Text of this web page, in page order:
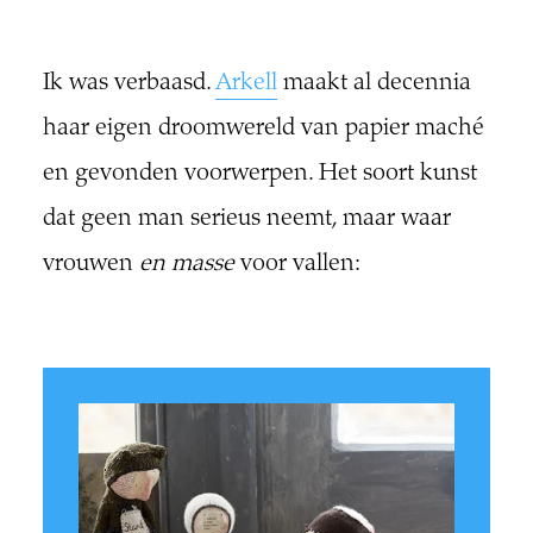
Ik was verbaasd.Arkellmaakt al decennia
haar eigen droomwereld van papier maché
en gevonden voorwerpen. Het soort kunst
dat geen man serieus neemt, maar waar
vrouwen en massevoor vallen: